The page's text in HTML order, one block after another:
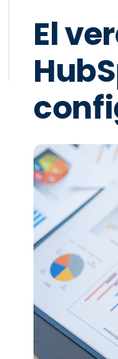
Source by
operativa,
resultados.
El